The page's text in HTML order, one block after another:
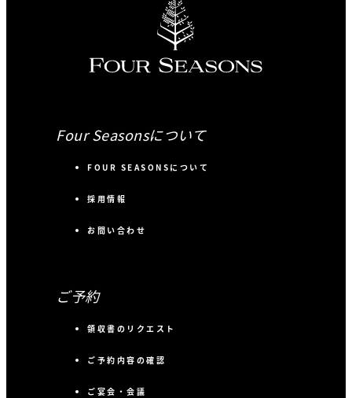
Four Seasonsについて
FOUR SEASONSについて
採用情報
お問い合わせ
ご予約
領収書のリクエスト
ご予約内容の確認
ご宴会・会議